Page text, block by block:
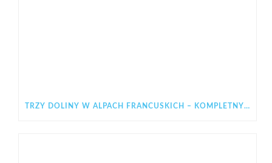
TRZY DOLINY W ALPACH FRANCUSKICH – KOMPLETNY PRZEWODNIK PO LES 3 VALLÉES